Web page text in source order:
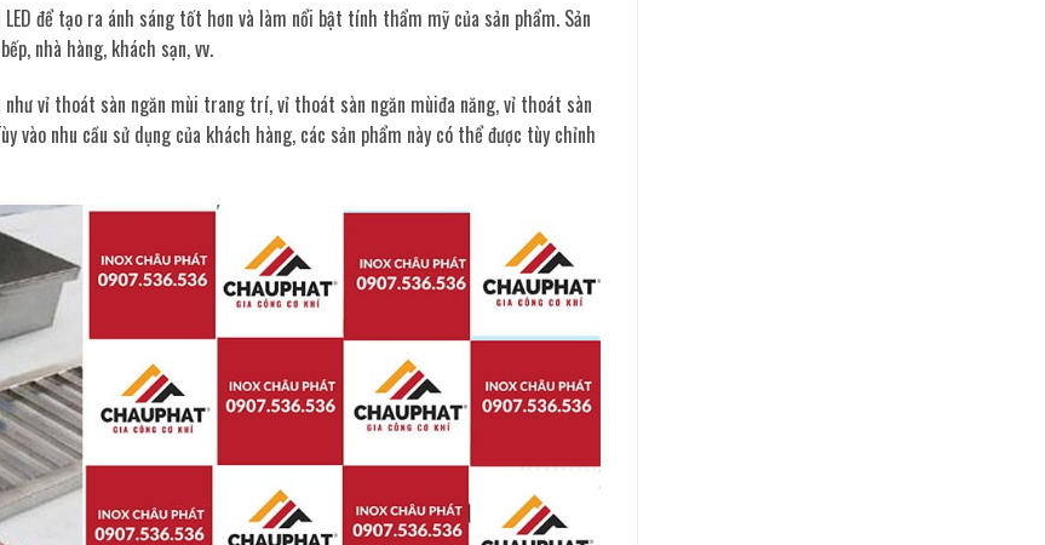
để tạo ra ánh sáng tốt hơn và làm nổi bật tính thẩm mỹ của sản phẩm. Sản
nhà hàng, khách sạn, vv.
vỉ thoát sàn ngăn mùi trang trí, vỉ thoát sàn ngăn mùiđa năng, vỉ thoát sàn
vào nhu cầu sử dụng của khách hàng, các sản phẩm này có thể được tùy chỉnh